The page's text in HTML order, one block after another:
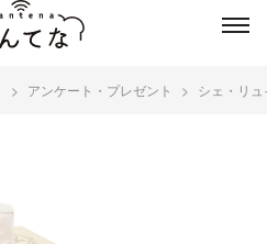
アンケート・プレゼント シェ・リ